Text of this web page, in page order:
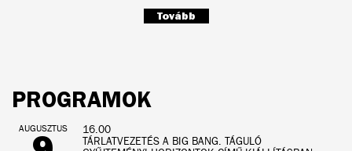
Tovább
PROGRAMOK
16.00
TÁRLATVEZETÉS A BIG BANG. TÁGULÓ
AUGUSZTUS